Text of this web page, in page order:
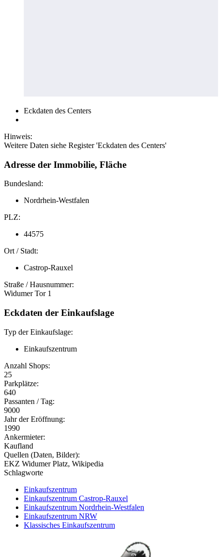
Eckdaten des Centers
Hinweis:
Weitere Daten siehe Register 'Eckdaten des Centers'
Adresse der Immobilie, Fläche
Bundesland:
Nordrhein-Westfalen
PLZ:
44575
Ort / Stadt:
Castrop-Rauxel
Straße / Hausnummer:
Widumer Tor 1
Eckdaten der Einkaufslage
Typ der Einkaufslage:
Einkaufszentrum
Anzahl Shops:
25
Parkplätze:
640
Passanten / Tag:
9000
Jahr der Eröffnung:
1990
Ankermieter:
Kaufland
Quellen (Daten, Bilder):
EKZ Widumer Platz, Wikipedia
Schlagworte
Einkaufszentrum
Einkaufszentrum Castrop-Rauxel
Einkaufszentrum Nordrhein-Westfalen
Einkaufszentrum NRW
Klassisches Einkaufszentrum